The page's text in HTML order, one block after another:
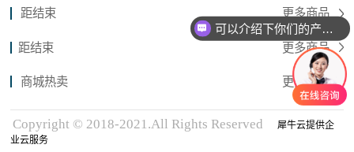
距结束 更多商品
距结束 更多商品
商城热卖 更多商品
Copyright © 2018-2021.All Rights Reserved
犀牛云提供企
业云服务